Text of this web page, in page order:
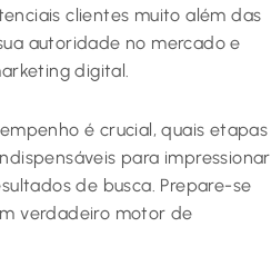
clientes muito além das
autoridade no mercado e
digital.
é crucial, quais etapas
para impressionar
de busca. Prepare-se
verdadeiro motor de